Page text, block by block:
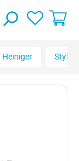
Heiniger Style